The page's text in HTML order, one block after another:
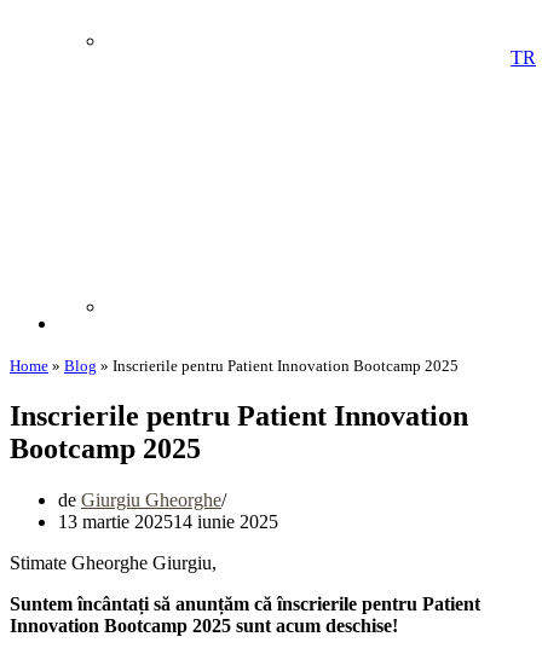
TR
Home » Blog » Inscrierile pentru Patient Innovation Bootcamp 2025
Inscrierile pentru Patient Innovation
Bootcamp 2025
de Giurgiu Gheorghe
13 martie 202514 iunie 2025
Stimate Gheorghe Giurgiu,
Suntem încântați să anunțăm că înscrierile pentru Patient
Innovation Bootcamp 2025 sunt acum deschise!